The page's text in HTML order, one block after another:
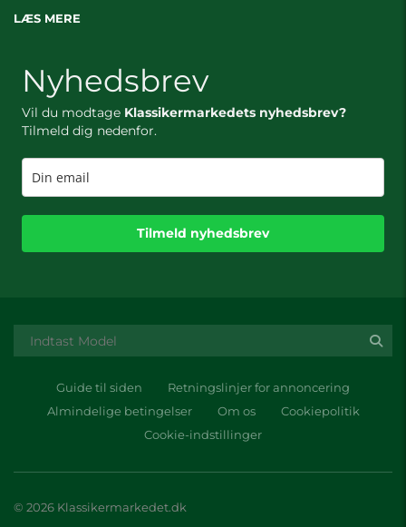
LÆS MERE
Nyhedsbrev
Vil du modtage Klassikermarkedets nyhedsbrev?
Tilmeld dig nedenfor.
Tilmeld nyhedsbrev
Guide til siden
Retningslinjer for annoncering
Almindelige betingelser
Om os
Cookiepolitik
Cookie-indstillinger
© 2026 Klassikermarkedet.dk